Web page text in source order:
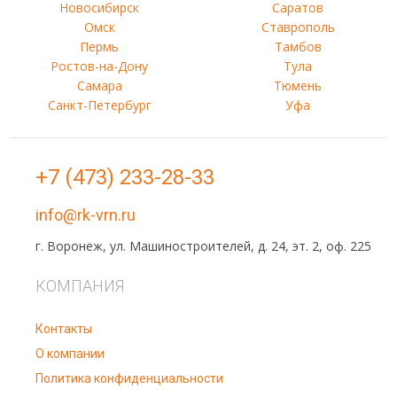
Новосибирск
Омск
Пермь
Ростов-на-Дону
Самара
Санкт-Петербург
Саратов
Ставрополь
Тамбов
Тула
Тюмень
Уфа
+7 (473) 233-28-33
info@rk-vrn.ru
г. Воронеж, ул. Машиностроителей, д. 24, эт. 2, оф. 225
КОМПАНИЯ
Контакты
О компании
Политика конфиденциальности